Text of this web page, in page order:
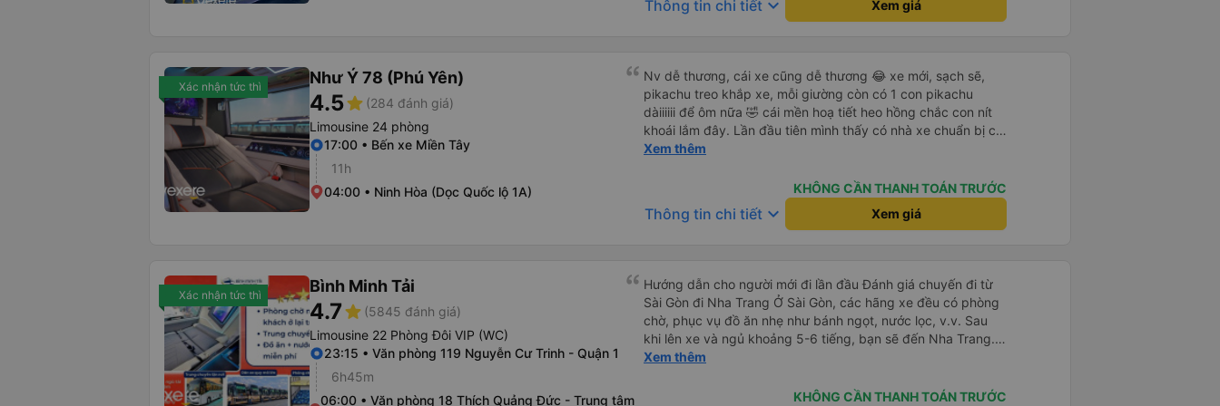
Thông tin chi tiết keyboard_arrow_down Xem giá
Xác nhận tức thì Như Ý 78 (Phú Yên)
4.5star (284 đánh giá)
Limousine 24 phòng
17:00 • Bến xe Miền Tây
11h
04:00 • Ninh Hòa (Dọc Quốc lộ 1A)
Nv dễ thương, cái xe cũng dễ thương 😂 xe mới, sạch sẽ,
pikachu treo khắp xe, mỗi giường còn có 1 con pikachu
dàiiiiii để ôm nữa 🤣 cái mền hoạ tiết heo hồng chắc con nít
khoái lắm đây. Lần đầu tiên mình thấy có nhà xe chuẩn bị cả
bàn chải đánh răng. Có 2 ông bà cụ lên xe còn được nv dẫn
Xem thêm
KHÔNG CẦN THANH TOÁN TRƯỚC
Thông tin chi tiết keyboard_arrow_down Xem giá
Xác nhận tức thì Bình Minh Tải
4.7star (5845 đánh giá)
Limousine 22 Phòng Đôi VIP (WC)
23:15 • Văn phòng 119 Nguyễn Cư Trinh - Quận 1
6h45m
06:00 • Văn phòng 18 Thích Quảng Đức - Trung tâm
Hướng dẫn cho người mới đi lần đầu Đánh giá chuyến đi từ
Sài Gòn đi Nha Trang Ở Sài Gòn, các hãng xe đều có phòng
chờ, phục vụ đồ ăn nhẹ như bánh ngọt, nước lọc, v.v. Sau
khi lên xe và ngủ khoảng 5-6 tiếng, bạn sẽ đến Nha Trang.
Ở Nha Trang, các hãng xe có dịch vụ đưa đón miễn phí, tuy
hãng xe gọi điện xác nhận vé trước khi đi. Sau khi xe đến
Xem thêm
KHÔNG CẦN THANH TOÁN TRƯỚC